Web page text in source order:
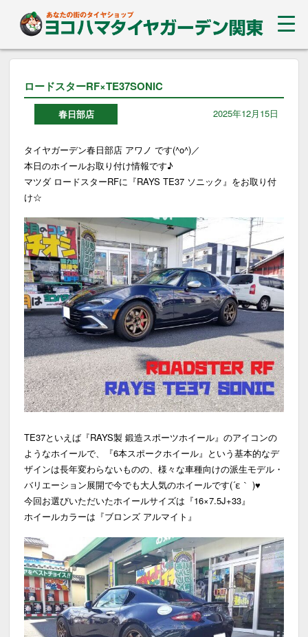
ロードスターRF×TE37SONIC
春日部店 2025年12月15日
タイヤガーデン春日部店 アワノ です(^o^)／
本日のホイールお取り付け情報です♪
マツダ ロードスターRFに『RAYS TE37 ソニック』をお取り付
け☆
TE37といえば『RAYS製 鍛造スポーツホイール』のアイコンの
ようなホイールで、『6本スポークホイール』という基本的なデ
ザインは長年変わらないものの、様々な車種向けの派生モデル・
バリエーション展開で今でも大人気のホイールです(´ε｀ )♥
今回お選びいただいたホイールサイズは『16×7.5J+33』
ホイールカラーは『ブロンズ アルマイト』